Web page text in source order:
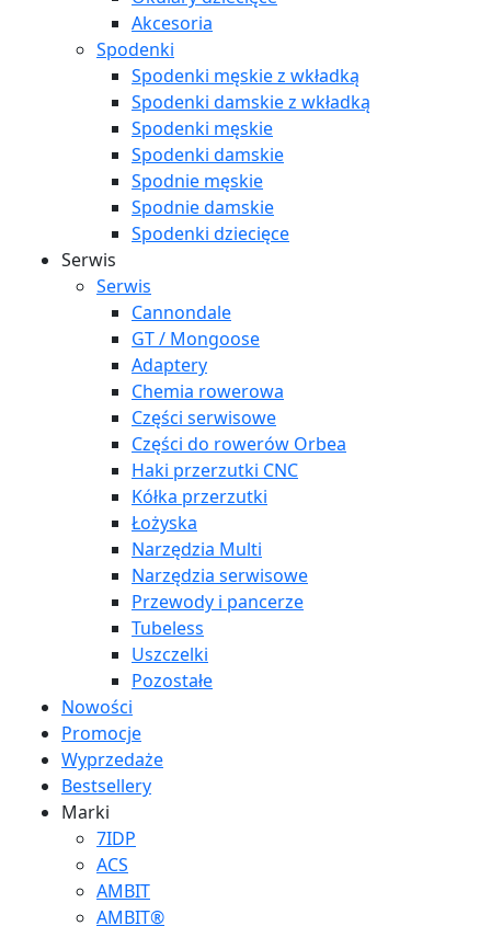
Akcesoria
Spodenki
Spodenki męskie z wkładką
Spodenki damskie z wkładką
Spodenki męskie
Spodenki damskie
Spodnie męskie
Spodnie damskie
Spodenki dziecięce
Serwis
Serwis
Cannondale
GT / Mongoose
Adaptery
Chemia rowerowa
Części serwisowe
Części do rowerów Orbea
Haki przerzutki CNC
Kółka przerzutki
Łożyska
Narzędzia Multi
Narzędzia serwisowe
Przewody i pancerze
Tubeless
Uszczelki
Pozostałe
Nowości
Promocje
Wyprzedaże
Bestsellery
Marki
7IDP
ACS
AMBIT
AMBIT®